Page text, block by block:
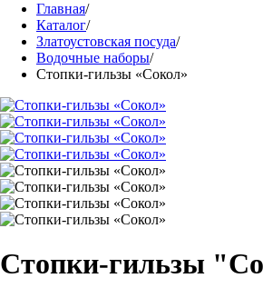
Главная/
Каталог/
Златоустовская посуда/
Водочные наборы/
Стопки-гильзы «Сокол»
Стопки-гильзы